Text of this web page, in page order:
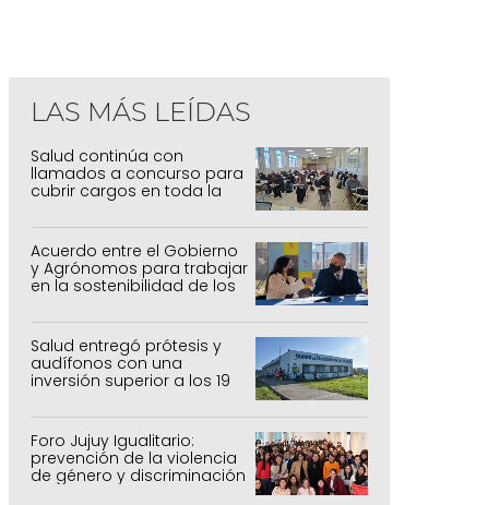
El Congreso de la Juventud llevó su
debate a San Pedro
LAS MÁS LEÍDAS
Salud continúa con
llamados a concurso para
cubrir cargos en toda la
Acuerdo entre el Gobierno
y Agrónomos para trabajar
en la sostenibilidad de los
agrícolas, pecuarios y
forestal
Salud entregó prótesis y
audífonos con una
inversión superior a los 19
millones de pesos
Foro Jujuy Igualitario:
prevención de la violencia
de género y discriminación